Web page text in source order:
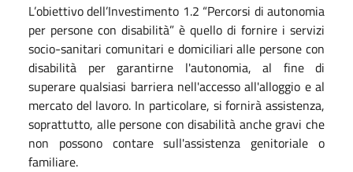
L’obiettivo dell’Investimento 1.2 “Percorsi di autonomia
per persone con disabilità” è quello di fornire i servizi
socio-sanitari comunitari e domiciliari alle persone con
disabilità per garantirne l'autonomia, al fine di
superare qualsiasi barriera nell'accesso all'alloggio e al
mercato del lavoro. In particolare, si fornirà assistenza,
soprattutto, alle persone con disabilità anche gravi che
non possono contare sull'assistenza genitoriale o
familiare.